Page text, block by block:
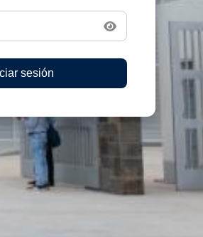
sesión